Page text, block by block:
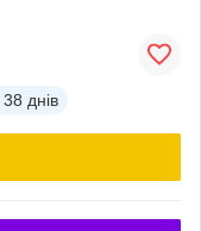
38 днів